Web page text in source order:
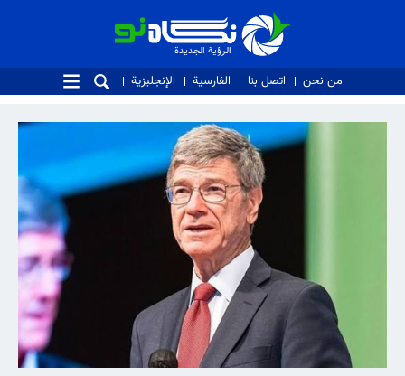
الرؤية الجديدة
الرؤية الجديدة
من نحن اتصل بنا الفارسية الإنجليزية